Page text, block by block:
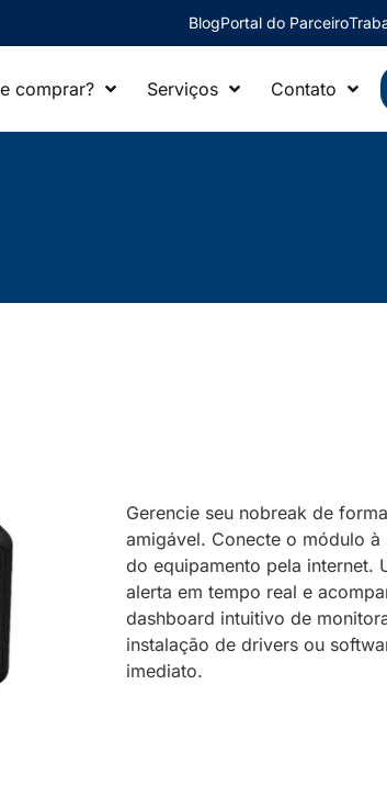
BlogPortal do Parceiro
comprar? Serviços Contato
Gerencie seu nobreak de
amigável. Conecte o módulo
do equipamento pela internet.
alerta em tempo real e
dashboard intuitivo de
instalação de drivers ou
imediato.